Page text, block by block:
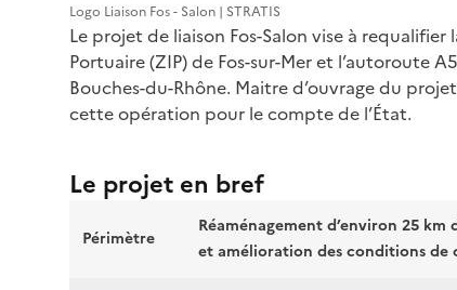
Logo Liaison Fos - Salon | STRATIS
Le projet de liaison Fos-Salon vise à
Portuaire (ZIP) de Fos-sur-Mer et l’autoroute
Bouches-du-Rhône. Maitre d’ouvrage du
cette opération pour le compte de l’État.
Le projet en bref
Périmètre
Réaménagement d’environ 25 km
et amélioration des conditions de